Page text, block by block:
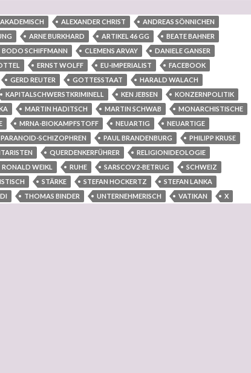
AKADEMISCH ALEXANDER CHRIST
ANDREAS SÖNNICHEN
ARNE BURKHARD ARTIKEL 46 GG
BEATE BAHNER
BODO SCHIFFMANN CLEMENS ARVAY
DANIELE GANSER
ERNST WOLFF EU-IMPERIALIST
FACEBOOK
GERD REUTER GOTTESSTAAT
HARALD WALACH
KAPITALSCHWERSTKRIMINELL KEN JEBSEN
KONZERNPOLITIK
MARTIN HADITSCH MARTIN SCHWAB
MONARCHISTISCHE
MRNA-BIOKAMPFSTOFF NEUARTIG
NEUARTIGE
PARANOID-SCHIZOPHREN PAUL BRANDENBURG
PHILIPP KRUSE
QUERDENKERFÜHRER
RELIGIONIDEOLOGIE
RONALD WEIKL RUHE SARSCOV2-BETRUG
SCHWEIZ
STÄRKE STEFAN HOCKERTZ
STEFAN LANKA
THOMAS BINDER UNTERNEHMERISCH VATIKAN X